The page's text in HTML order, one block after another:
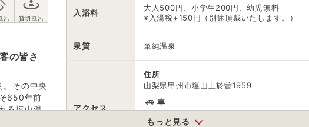
の皆さ
。その中央
650年前
る塩山温
入浴料
大人500円、小学生200円、幼児無料
※入湯税+150円（別途頂戴いたします。）
泉質 単純温泉
アクセス
住所
山梨県甲州市塩山上於曽1959
車
もっと見る